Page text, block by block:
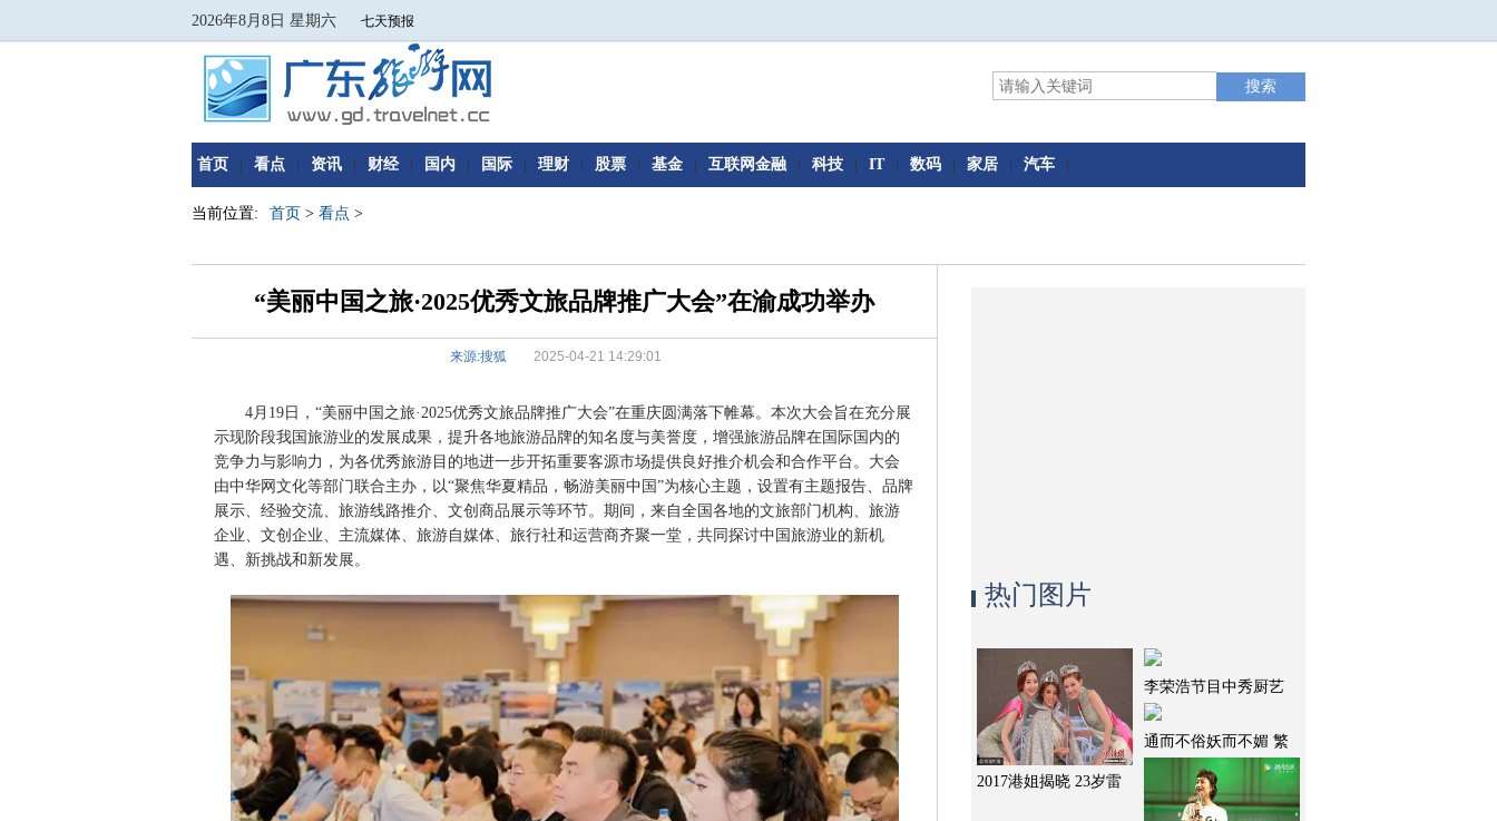
2026年8月8日 星期六
首页 看点 资讯 财经 国内 国际 理财 股票 基金 互联网金融 科技 IT 数码 家居 汽车
当前位置: 首页 > 看点 >
“美丽中国之旅·2025优秀文旅品牌推广大会”在渝成功举办
来源:搜狐 2025-04-21 14:29:01
4月19日，“美丽中国之旅·2025优秀文旅品牌推广大会”在重庆圆满落下帷幕。本次大会旨在充分展
示现阶段我国旅游业的发展成果，提升各地旅游品牌的知名度与美誉度，增强旅游品牌在国际国内的
竞争力与影响力，为各优秀旅游目的地进一步开拓重要客源市场提供良好推介机会和合作平台。大会
由中华网文化等部门联合主办，以“聚焦华夏精品，畅游美丽中国”为核心主题，设置有主题报告、品牌
展示、经验交流、旅游线路推介、文创商品展示等环节。期间，来自全国各地的文旅部门机构、旅游
企业、文创企业、主流媒体、旅游自媒体、旅行社和运营商齐聚一堂，共同探讨中国旅游业的新机
遇、新挑战和新发展。
热门图片
2017港姐揭晓 23岁雷
李荣浩节目中秀厨艺
通而不俗妖而不媚 繁